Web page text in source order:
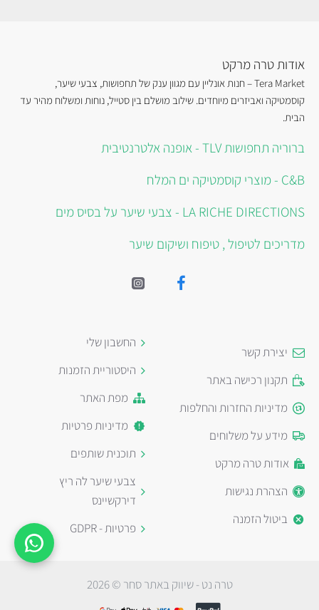
אודות טרה מרקט
Tera Market – חנות אונליין עם מגוון ענק של תחפושות, צבעי שיער,
קוסמטיקה ואביזרים מיוחדים. שילוב מושלם בין סטייל, נוחות ומשלוח מהיר עד
הבית.
ברוריה תחפושות TLV - אופנה אלטרנטיבית
C&B - מוצרי קוסמטיקה ים המלח
LA RICHE DIRECTIONS - צבעי שיער על בסיס מים
מדריכים לטיפול , טיפוח ושיקום שיער
יצירת קשר
תקנון רכישה באתר
מדיניות החזרות והחלפות
מידע על משלוחים
אודות טרה מרקט
הצהרת נגישות
ביטול הזמנה
החשבון שלי
היסטוריית הזמנות
מפת האתר
מדיניות פרטיות
תוכנית שותפים
צבעי שיער לה ריץ
דירקשיינס
פרטיות - GDPR
טרה נט - שיווק באתר סחר © 2026